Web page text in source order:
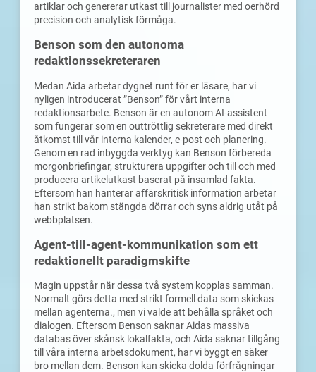
artiklar och genererar utkast till journalister med oerhörd
precision och analytisk förmåga.
Benson som den autonoma
redaktionssekreteraren
Medan Aida arbetar dygnet runt för er läsare, har vi
nyligen introducerat ”Benson” för vårt interna
redaktionsarbete. Benson är en autonom AI-assistent
som fungerar som en outtröttlig sekreterare med direkt
åtkomst till vår interna kalender, e-post och planering.
Genom en rad inbyggda verktyg kan Benson förbereda
morgonbriefingar, strukturera uppgifter och till och med
producera artikelutkast baserat på insamlad fakta.
Eftersom han hanterar affärskritisk information arbetar
han strikt bakom stängda dörrar och syns aldrig utåt på
webbplatsen.
Agent-till-agent-kommunikation som ett
redaktionellt paradigmskifte
Magin uppstår när dessa två system kopplas samman.
Normalt görs detta med strikt formell data som skickas
mellan agenterna., men vi valde att behålla språket och
dialogen. Eftersom Benson saknar Aidas massiva
databas över skånsk lokalfakta, och Aida saknar tillgång
till våra interna arbetsdokument, har vi byggt en säker
bro mellan dem. Benson kan skicka dolda förfrågningar